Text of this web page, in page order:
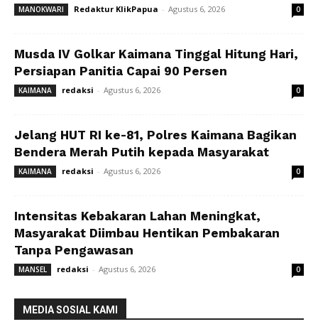
MANOKWARI Redaktur KlikPapua - Agustus 6, 2026 0
Musda IV Golkar Kaimana Tinggal Hitung Hari,
Persiapan Panitia Capai 90 Persen
KAIMANA redaksi - Agustus 6, 2026 0
Jelang HUT RI ke-81, Polres Kaimana Bagikan
Bendera Merah Putih kepada Masyarakat
KAIMANA redaksi - Agustus 6, 2026 0
Intensitas Kebakaran Lahan Meningkat,
Masyarakat Diimbau Hentikan Pembakaran
Tanpa Pengawasan
MANSEL redaksi - Agustus 6, 2026 0
MEDIA SOSIAL KAMI